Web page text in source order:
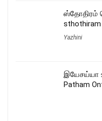
ஸ்தோதிரம்
sthothiram
Yazhini
இயேசய்யா
Patham